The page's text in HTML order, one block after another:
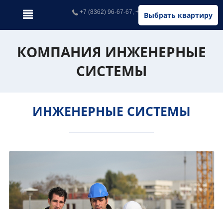
Выбрать квартиру
+7 (8362) 96-67-67, +7 (902) 326-67-67
КОМПАНИЯ ИНЖЕНЕРНЫЕ
СИСТЕМЫ
ИНЖЕНЕРНЫЕ СИСТЕМЫ